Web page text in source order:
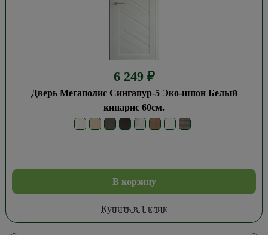
6 249 ₽
Дверь Мегаполис Сингапур-5 Эко-шпон Белый
кипарис 60см.
В корзину
Купить в 1 клик